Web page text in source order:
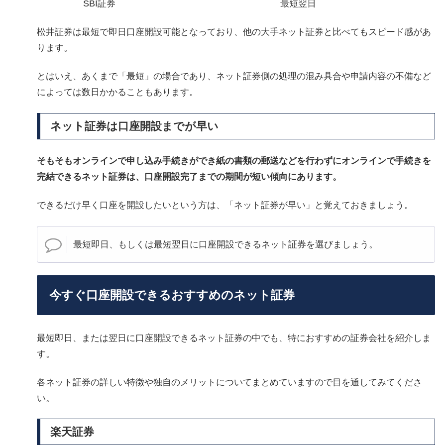
SBI証券 最短翌日
松井証券は最短で即日口座開設可能となっており、他の大手ネット証券と比べてもスピード感があ
ります。
とはいえ、あくまで「最短」の場合であり、ネット証券側の処理の混み具合や申請内容の不備など
によっては数日かかることもあります。
ネット証券は口座開設までが早い
そもそもオンラインで申し込み手続きができ紙の書類の郵送などを行わずにオンラインで手続きを
完結できるネット証券は、口座開設完了までの期間が短い傾向にあります。
できるだけ早く口座を開設したいという方は、「ネット証券が早い」と覚えておきましょう。
最短即日、もしくは最短翌日に口座開設できるネット証券を選びましょう。
今すぐ口座開設できるおすすめのネット証券
最短即日、または翌日に口座開設できるネット証券の中でも、特におすすめの証券会社を紹介しま
す。
各ネット証券の詳しい特徴や独自のメリットについてまとめていますので目を通してみてくださ
い。
楽天証券